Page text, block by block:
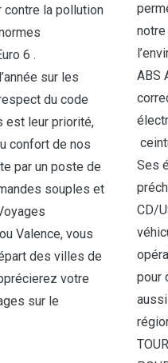
contre la pollution
6 .
sur les
du code
est leur priorité,
confort de nos
par un poste de
souples et
Valence, vous
des villes de
votre
sur le
ABS
Ses
CD/
pour